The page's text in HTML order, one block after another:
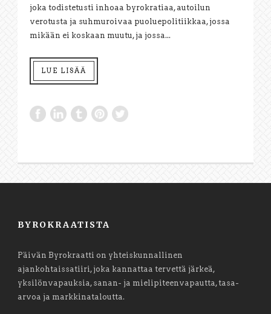
joka todistetusti inhoaa byrokratiaa, autoilun
verotusta ja suhmuroivaa puoluepolitiikkaa, jossa
mikään ei koskaan muutu, ja jossa...
LUE LISÄÄ
BYROKRAATISTA
Päivän Byrokraatti on yhteiskunnallinen
ajankohtaissatiiri, joka kannattaa tervettä järkeä,
yksilönvapauksia, sanan- ja mielipiteenvapautta, tasa-
arvoa ja markkinataloutta.